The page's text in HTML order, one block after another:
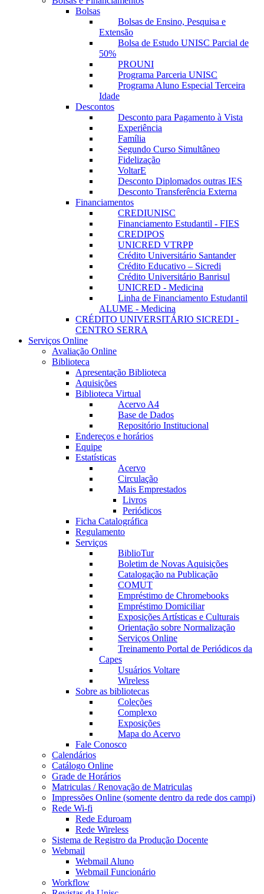
Bolsas
Bolsas de Ensino, Pesquisa e
Extensão
Bolsa de Estudo UNISC Parcial de
50%
PROUNI
Programa Parceria UNISC
Programa Aluno Especial Terceira
Idade
Descontos
Desconto para Pagamento à Vista
Experiência
Família
Segundo Curso Simultâneo
Fidelização
VoltarE
Desconto Diplomados outras IES
Desconto Transferência Externa
Financiamentos
CREDIUNISC
Financiamento Estudantil - FIES
CREDIPOS
UNICRED VTRPP
Crédito Universitário Santander
Crédito Educativo – Sicredi
Crédito Universitário Banrisul
UNICRED - Medicina
Linha de Financiamento Estudantil
ALUME - Medicina
CRÉDITO UNIVERSITÁRIO SICREDI -
CENTRO SERRA
Serviços Online
Avaliação Online
Biblioteca
Apresentação Biblioteca
Aquisições
Biblioteca Virtual
Acervo A4
Base de Dados
Repositório Institucional
Endereços e horários
Equipe
Estatísticas
Acervo
Circulação
Mais Emprestados
Livros
Periódicos
Ficha Catalográfica
Regulamento
Serviços
BiblioTur
Boletim de Novas Aquisições
Catalogação na Publicação
COMUT
Empréstimo de Chromebooks
Empréstimo Domiciliar
Exposições Artísticas e Culturais
Orientação sobre Normalização
Serviços Online
Treinamento Portal de Periódicos da
Capes
Usuários Voltare
Wireless
Sobre as bibliotecas
Coleções
Complexo
Exposições
Mapa do Acervo
Fale Conosco
Calendários
Catálogo Online
Grade de Horários
Matriculas / Renovação de Matriculas
Impressões Online (somente dentro da rede dos campi)
Rede Wi-fi
Rede Eduroam
Rede Wireless
Sistema de Registro da Produção Docente
Webmail
Webmail Aluno
Webmail Funcionário
Workflow